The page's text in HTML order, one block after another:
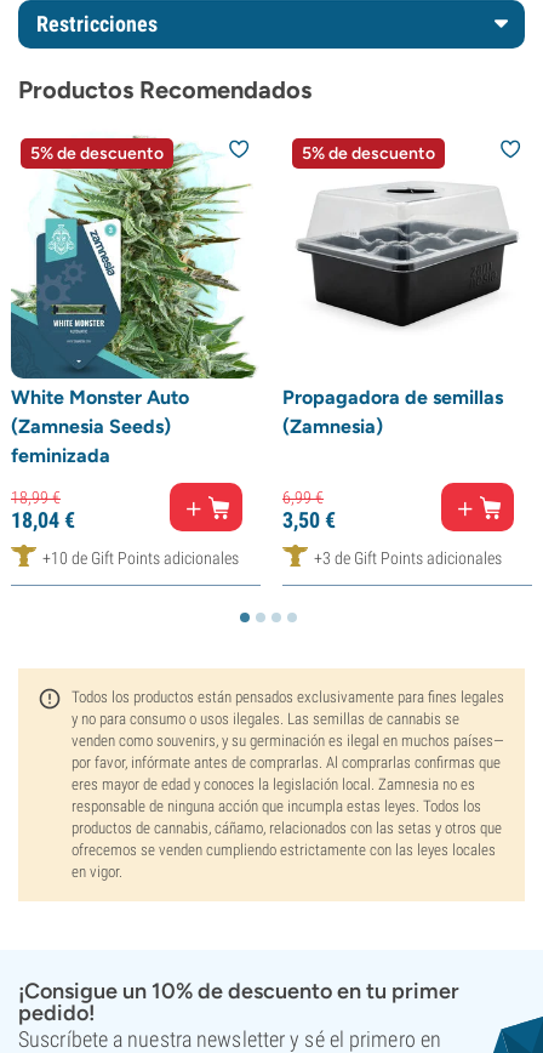
Restricciones
Productos Recomendados
5% de descuento
White Monster Auto
(Zamnesia Seeds)
feminizada
18,99€
18,04€
+10 de Gift Points adicionales
5% de descuento
Propagadora de semillas
(Zamnesia)
6,99€
3,50€
+3 de Gift Points adicionales
Todos los productos están pensados exclusivamente para fines legales
y no para consumo o usos ilegales. Las semillas de cannabis se
venden como souvenirs, y su germinación es ilegal en muchos países—
por favor, infórmate antes de comprarlas. Al comprarlas confirmas que
eres mayor de edad y conoces la legislación local. Zamnesia no es
responsable de ninguna acción que incumpla estas leyes. Todos los
productos de cannabis, cáñamo, relacionados con las setas y otros que
ofrecemos se venden cumpliendo estrictamente con las leyes locales
en vigor.
¡Consigue un 10% de descuento en tu primer
pedido!
Suscríbete a nuestra newsletter y sé el primero en